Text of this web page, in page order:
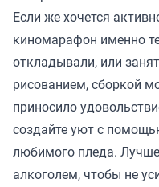
Если же хочется
киномарафон именно
откладывали, или
рисованием, сборкой
приносило
создайте уют с
любимого пледа.
алкоголем, чтобы не